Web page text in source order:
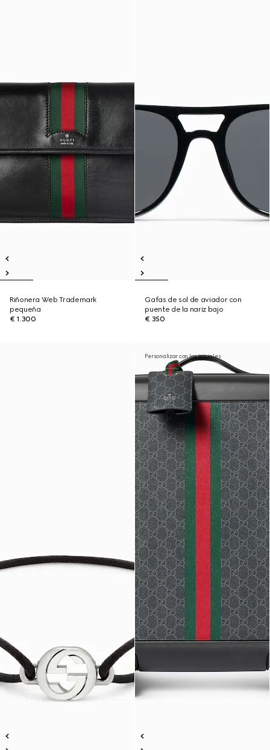
Riñonera Web Trademark
pequeña
€ 1.300
Gafas de sol de aviador con
puente de la nariz bajo
€ 350
Personalizar con las iniciales